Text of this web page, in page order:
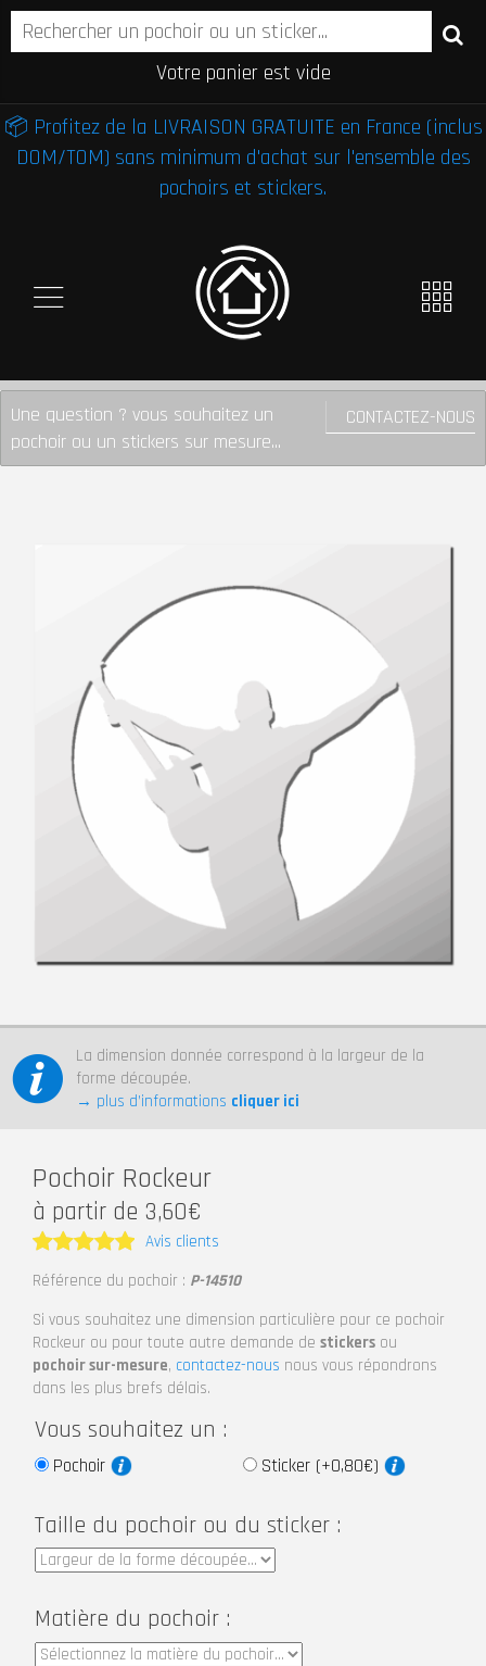
Votre panier est vide
📦 Profitez de la LIVRAISON GRATUITE en France (inclus
DOM/TOM) sans minimum d'achat sur l'ensemble des
pochoirs et stickers.
CONTACTEZ-NOUS
Une question ? vous souhaitez un
pochoir ou un stickers sur mesure...
La dimension donnée correspond à la largeur de la
forme découpée.
→ plus d’informations cliquer ici
Pochoir Rockeur
à partir de 3,60€
Note5
Avis clients
Référence du pochoir : P-14510
Si vous souhaitez une dimension particulière pour ce pochoir
Rockeur ou pour toute autre demande de stickers ou
pochoir sur-mesure, contactez-nous nous vous répondrons
dans les plus brefs délais.
Vous souhaitez un :
Pochoir Sticker (+0,80€)
Taille du pochoir ou du sticker :
Matière du pochoir :